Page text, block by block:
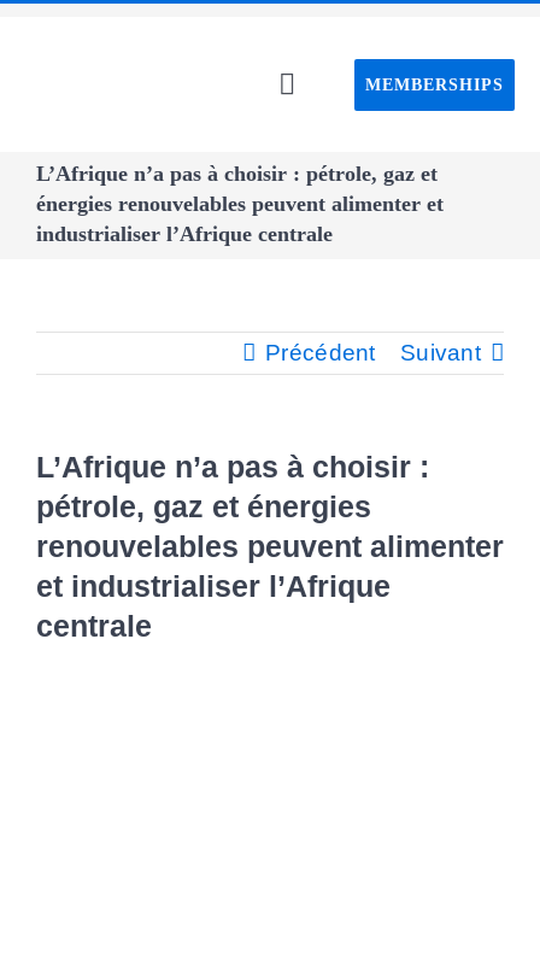
Toggle
Advisory
MEMBERSHIPS
L’Afrique n’a pas à choisir : pétrole, gaz et
énergies renouvelables peuvent alimenter et
industrialiser l’Afrique centrale
Précédent Suivant
L’Afrique n’a pas à choisir :
pétrole, gaz et énergies
renouvelables peuvent alimenter
et industrialiser l’Afrique
centrale